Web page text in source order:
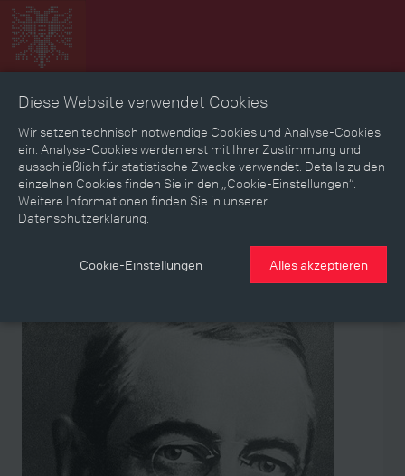
Zeitbild Zeitreise Landkarte Erinnerungen
Mediathek Textmodus
Themen Zeiträume Aspekte
Diese Website verwendet Cookies
Wir setzen technisch notwendige Cookies und Analyse-Cookies
ein. Analyse-Cookies werden erst mit Ihrer Zustimmung und
ausschließlich für statistische Zwecke verwendet. Details zu den
einzelnen Cookies finden Sie in den „Cookie-Einstellungen“.
Weitere Informationen finden Sie in unserer
Datenschutzerklärung.
Cookie-Einstellungen Alles akzeptieren